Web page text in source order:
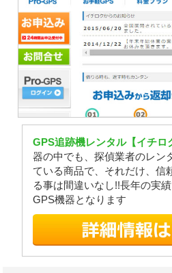
GPS追跡機レンタル【イチロ
器の中でも、探偵業者のレン
ている商品で、それだけ、信
る事は間違いなし!!長年の実
GPS機器となります